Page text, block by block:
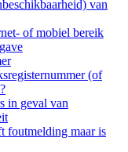
van
of mobiel bereik
(of
in geval van
foutmelding maar is